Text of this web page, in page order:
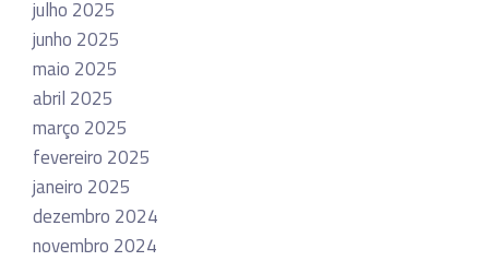
julho 2025
junho 2025
maio 2025
abril 2025
março 2025
fevereiro 2025
janeiro 2025
dezembro 2024
novembro 2024